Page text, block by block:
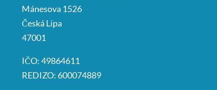
Mánesova 1526
Česká Lípa
47001
IČO: 49864611
REDIZO: 600074889